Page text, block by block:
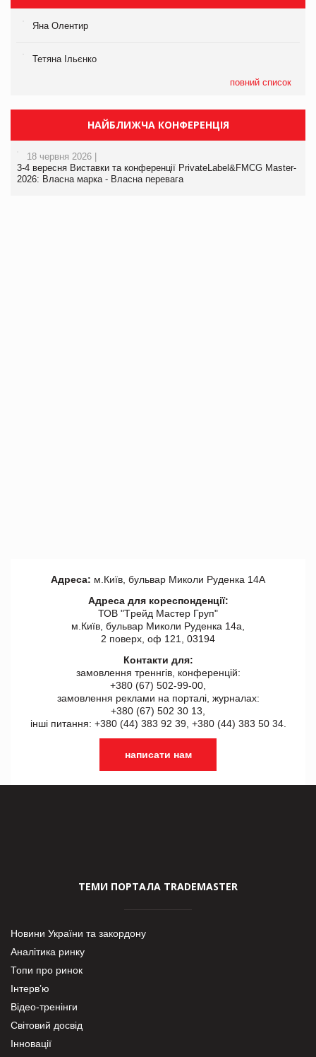
Яна Олентир
Тетяна Ільєнко
повний список
НАЙБЛИЖЧА КОНФЕРЕНЦІЯ
18 червня 2026 |
3-4 вересня Виставки та конференції PrivateLabel&FMCG Master-
2026: Власна марка - Власна перевага
Адреса: м.Київ, бульвар Миколи Руденка 14А
Адреса для кореспонденції:
ТОВ "Tрейд Мастер Груп"
м.Київ, бульвар Миколи Руденка 14а,
2 поверх, оф 121, 03194
Контакти для:
замовлення треннгів, конференцій:
+380 (67) 502-99-00,
замовлення реклами на порталі, журналах:
+380 (67) 502 30 13,
інші питання: +380 (44) 383 92 39, +380 (44) 383 50 34.
написати нам
ТЕМИ ПОРТАЛА TRADEMASTER
Новини України та закордону
Аналітика ринку
Топи про ринок
Інтерв’ю
Відео-тренінги
Світовий досвід
Інновації